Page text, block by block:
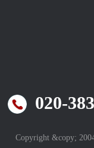
020-
Copyright &copy;